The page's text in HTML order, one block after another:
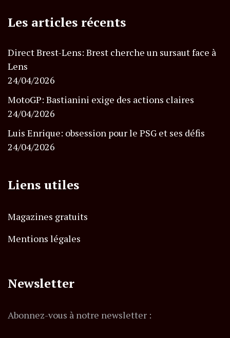
Les articles récents
Direct Brest-Lens: Brest cherche un sursaut face à
Lens
24/04/2026
MotoGP: Bastianini exige des actions claires
24/04/2026
Luis Enrique: obsession pour le PSG et ses défis
24/04/2026
Liens utiles
Magazines gratuits
Mentions légales
Newsletter
Abonnez-vous à notre newsletter :